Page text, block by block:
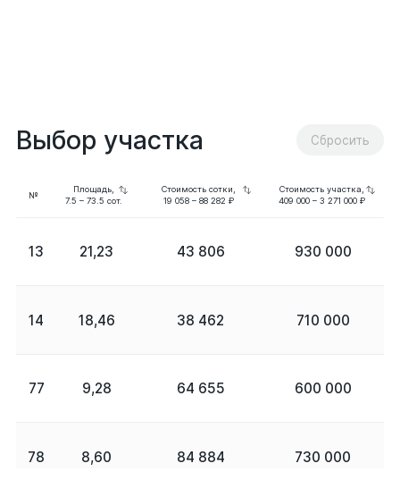
Выбор участка Сбросить
№
Площадь,
7.5 – 73.5 сот.
Стоимость сотки,
19 058 –88 282 ₽
Стоимость участка,
409 000 –3 271 000 ₽
13 21,23 43 806 930 000
14 18,46 38 462 710 000
77 9,28 64 655 600 000
78 8,60 84 884 730 000